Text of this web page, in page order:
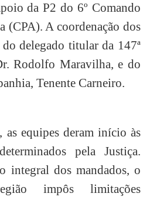
da P2 do 6º Comando
(CPA). A coordenação dos
delegado titular da 147ª
Rodolfo Maravilha, e do
Tenente Carneiro.
equipes deram início às
pela Justiça.
integral dos mandados, o
impôs limitações